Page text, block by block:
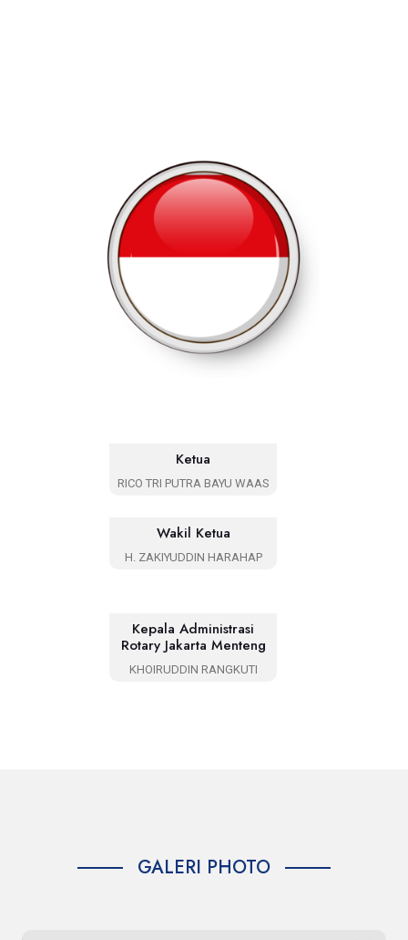
Ketua
RICO TRI PUTRA BAYU WAAS
Wakil Ketua
H. ZAKIYUDDIN HARAHAP
Kepala Administrasi
Rotary Jakarta Menteng
KHOIRUDDIN RANGKUTI
GALERI PHOTO